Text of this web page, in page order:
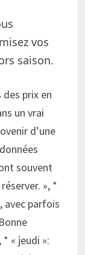
vos
saison.
prix en
un vrai
d’une
souvent
», *
avec parfois
« jeudi »: